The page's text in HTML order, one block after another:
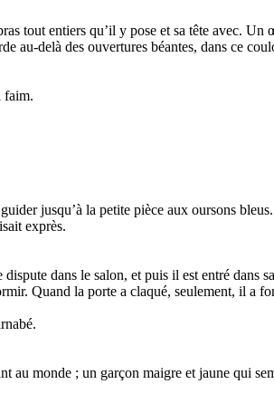
tout entiers qu’il y pose et sa tête avec.
au-delà des ouvertures béantes, dans ce
faim.
jusqu’à la petite pièce aux oursons
exprès.
dans le salon, et puis il est entré dans
Quand la porte a claqué, seulement, il a
monde ; un garçon maigre et jaune qui